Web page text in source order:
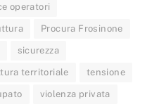
operatori
Procura Frosinone
sicurezza
territoriale tensione
violenza privata